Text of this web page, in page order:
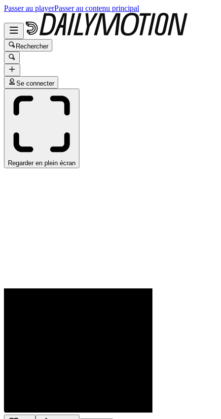
Passer au playerPasser au contenu principal
Rechercher
Se connecter
Regarder en plein écran